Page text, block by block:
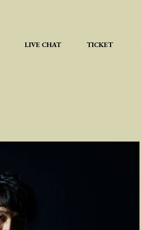
LIVE CHAT TICKET